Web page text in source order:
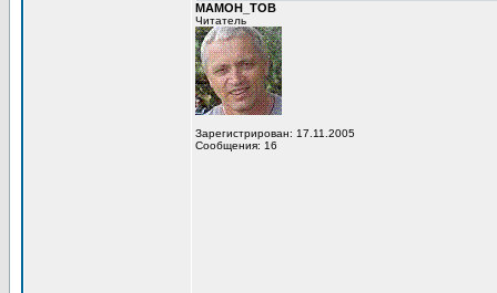
MAMOH_TOB
Читатель
Зарегистрирован: 17.11.2005
Сообщения: 16